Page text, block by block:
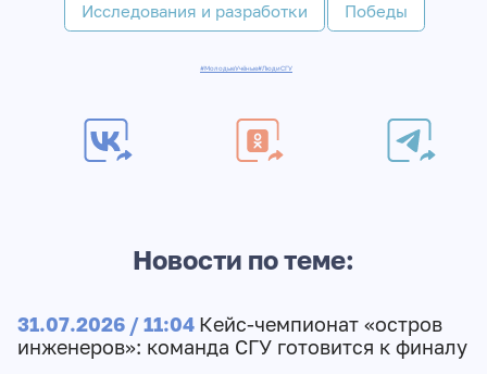
Исследования и разработки Победы
#МолодыеУчёные#ЛюдиСГУ
Новости по теме:
31.07.2026 / 11:04 Кейс-чемпионат «остров
инженеров»: команда СГУ готовится к финалу